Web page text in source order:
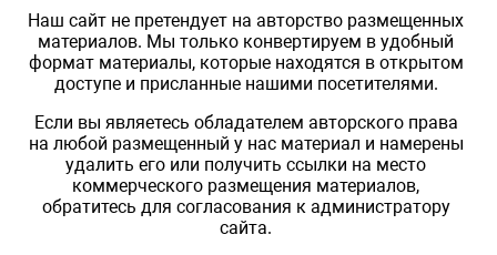
Наш сайт не претендует на авторство размещенных
материалов. Мы только конвертируем в удобный
формат материалы, которые находятся в открытом
доступе и присланные нашими посетителями.
Если вы являетесь обладателем авторского права
на любой размещенный у нас материал и намерены
удалить его или получить ссылки на место
коммерческого размещения материалов,
обратитесь для согласования к администратору
сайта.